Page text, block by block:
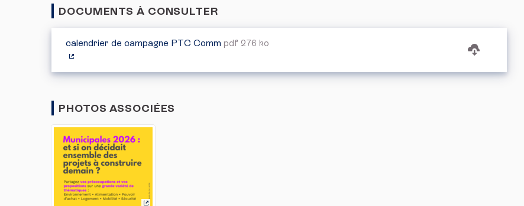
DOCUMENTS À CONSULTER
calendrier de campagne PTC Comm pdf 276 ko
PHOTOS ASSOCIÉES